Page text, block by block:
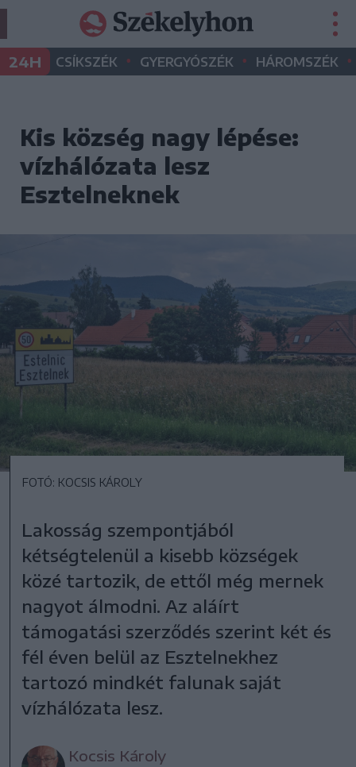
24H CSÍKSZÉK • GYERGYÓSZÉK • HÁROMSZÉK •
Kis község nagy lépése:
vízhálózata lesz
Esztelneknek
FOTÓ: KOCSIS KÁROLY
Lakosság szempontjából
kétségtelenül a kisebb községek
közé tartozik, de ettől még mernek
nagyot álmodni. Az aláírt
támogatási szerződés szerint két és
fél éven belül az Esztelnekhez
tartozó mindkét falunak saját
vízhálózata lesz.
Kocsis Károly